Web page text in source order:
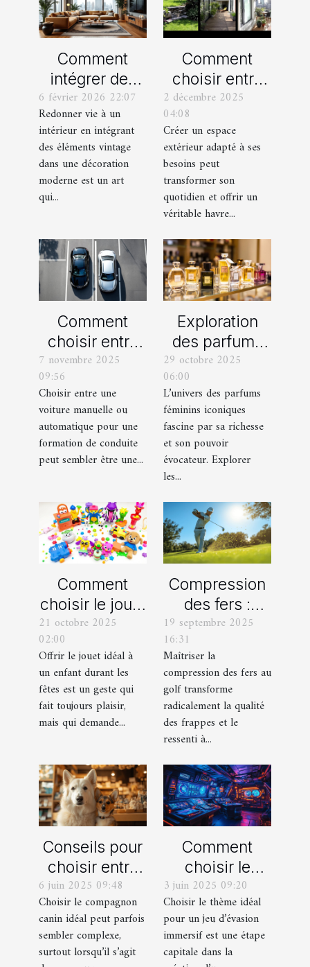
Comment
intégrer des
éléments
vintage dans
une décoration
moderne ?
6 février 2026 22:07
Redonner vie à un
intérieur en intégrant
des éléments vintage
dans une décoration
moderne est un art
qui...
Comment
choisir entre
un jardin, une
terrasse et un
balcon pour
votre espace
extérieur ?
2 décembre 2025
04:08
Créer un espace
extérieur adapté à ses
besoins peut
transformer son
quotidien et offrir un
véritable havre...
Comment
choisir entre
une voiture
manuelle ou
automatique
pour votre
formation de
conduite ?
7 novembre 2025
09:56
Choisir entre une
voiture manuelle ou
automatique pour une
formation de conduite
peut sembler être une...
Exploration
des parfums
féminins
iconiques et
leurs
variations
29 octobre 2025
06:00
L’univers des parfums
féminins iconiques
fascine par sa richesse
et son pouvoir
évocateur. Explorer
les...
Comment
choisir le jouet
parfait pour
chaque âge
durant les
fêtes ?
21 octobre 2025
02:00
Offrir le jouet idéal à
un enfant durant les
fêtes est un geste qui
fait toujours plaisir,
mais qui demande...
Compression
des fers :
comment
obtenir des
frappes plus
solides ?
19 septembre 2025
16:31
Maîtriser la
compression des fers au
golf transforme
radicalement la qualité
des frappes et le
ressenti à...
Conseils pour
choisir entre
un berger
blanc suisse
et un berger
américain
6 juin 2025 09:48
Choisir le compagnon
canin idéal peut parfois
sembler complexe,
surtout lorsqu’il s’agit
Comment
choisir le
thème parfait
pour votre
prochain jeu
d'évasion
3 juin 2025 09:20
Choisir le thème idéal
pour un jeu d’évasion
immersif est une étape
capitale dans la